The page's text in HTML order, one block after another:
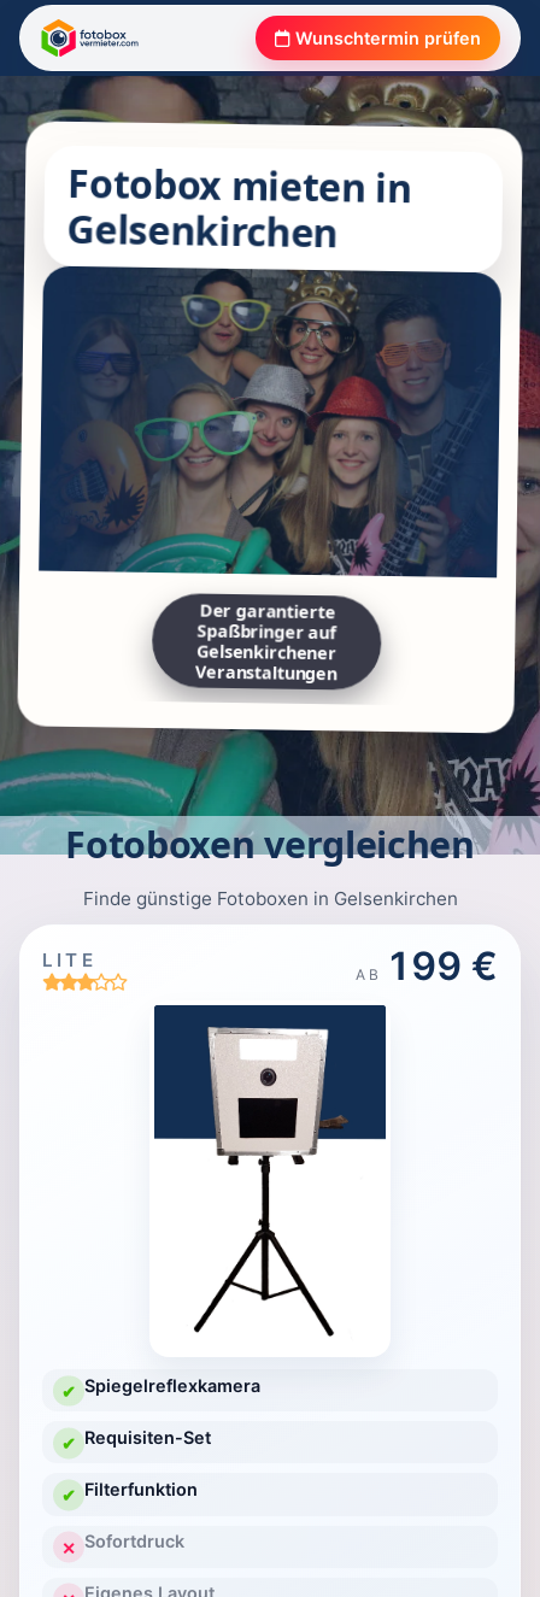
Wunschtermin prüfen
Fotobox mieten in
Gelsenkirchen
Der garantierte
Spaßbringer auf
Gelsenkirchener
Veranstaltungen
Fotoboxen vergleichen
Finde günstige Fotoboxen in Gelsenkirchen
LITE
AB 199 €
✔ Spiegelreflexkamera
✔ Requisiten-Set
✔ Filterfunktion
✕ Sofortdruck